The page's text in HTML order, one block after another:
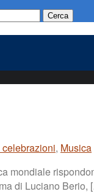
, Musica
mondiale
di Luciano Berio,